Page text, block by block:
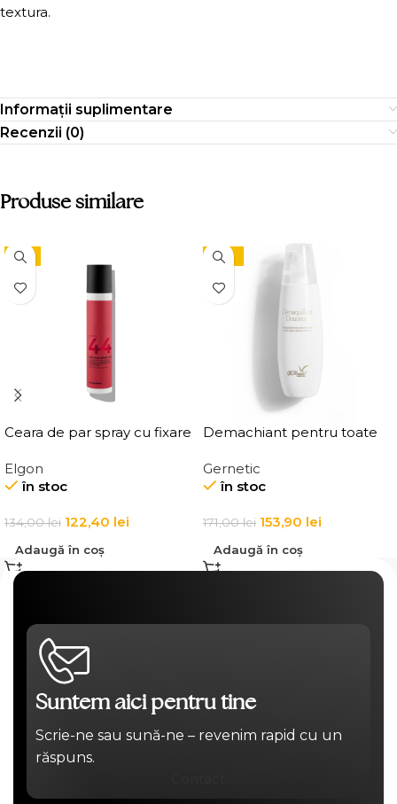
textura.
Informații suplimentare
Recenzii (0)
Produse similare
-9%
Ceara de par spray cu fixare
Hold Spray Wax
Elgon
în stoc
134,00lei 122,40 lei
Adaugă în coș
-10%
Demachiant pentru toate
Demaquillant Douceur All
Skin Types Make-Up
Gernetic
în stoc
171,00lei 153,90 lei
Adaugă în coș
Suntem aici pentru tine
Scrie-ne sau sună-ne – revenim rapid cu un
răspuns.